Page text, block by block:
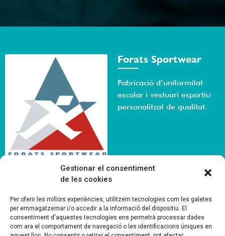
Gestionar el consentiment
de les cookies
Per oferir les millors experiències, utilitzem tecnologies com les galetes
per emmagatzemar i/o accedir a la informació del dispositiu. El
consentiment d'aquestes tecnologies ens permetrà processar dades
com ara el comportament de navegació o les identificacions úniques en
Forats Sportwear
Fabricació d’uniformitat
escolar i vestuari esportiu
personalitzat de qualitat.
Menú
Que fem
Qui som
Informació
Avís legal
Política de privacitat